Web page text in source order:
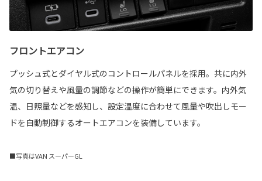
フロントエアコン
プッシュ式とダイヤル式のコントロールパネルを採用。共に内外
気の切り替えや風量の調節などの操作が簡単にできます。内外気
温、日照量などを感知し、設定温度に合わせて風量や吹出しモー
ドを自動制御するオートエアコンを装備しています。
■写真はVAN スーパーGL